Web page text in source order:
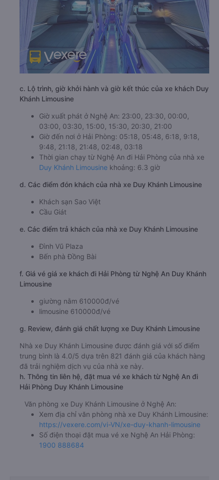
c. Lộ trình, giờ khởi hành và giờ kết thúc của xe khách Duy
Khánh Limousine
Giờ xuất phát ở Nghệ An: 23:00, 23:30, 00:00,
03:00, 03:30, 15:00, 15:30, 20:30, 21:00
Giờ đến nơi ở Hải Phòng: 05:18, 05:48, 6:18, 9:18,
9:48, 21:18, 21:48, 02:48, 03:18
Thời gian chạy từ Nghệ An đi Hải Phòng của nhà xe
Duy Khánh Limousine khoảng: 6.3 giờ
d. Các điểm đón khách của nhà xe Duy Khánh Limousine
Khách sạn Sao Việt
Cầu Giát
e. Các điểm trả khách của nhà xe Duy Khánh Limousine
Đình Vũ Plaza
Bến phà Đồng Bài
f. Giá vé giá xe khách đi Hải Phòng từ Nghệ An Duy Khánh
Limousine
giường nằm 610000đ/vé
limousine 610000đ/vé
g. Review, đánh giá chất lượng xe Duy Khánh Limousine
Nhà xe Duy Khánh Limousine được đánh giá với số điểm
trung bình là 4.0/5 dựa trên 821 đánh giá của khách hàng
đã trải nghiệm dịch vụ của nhà xe này.
h. Thông tin liên hệ, đặt mua vé xe khách từ Nghệ An đi
Hải Phòng Duy Khánh Limousine
Văn phòng xe Duy Khánh Limousine ở Nghệ An:
Xem địa chỉ văn phòng nhà xe Duy Khánh Limousine:
https://vexere.com/vi-VN/xe-duy-khanh-limousine
Số điện thoại đặt mua vé xe Nghệ An Hải Phòng:
1900 888684